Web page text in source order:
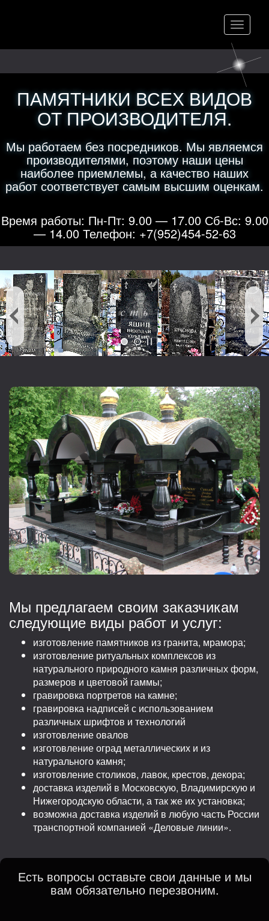
Меню
ПАМЯТНИКИ ВСЕХ ВИДОВ
ОТ ПРОИЗВОДИТЕЛЯ.
Мы работаем без посредников. Мы являемся
производителями, поэтому наши цены
наиболее приемлемы, а качество наших
работ соответствует самым высшим оценкам.
Время работы: Пн-Пт: 9.00 — 17.00 Сб-Вс: 9.00
— 14.00 Телефон: +7(952)454-52-63
Мы предлагаем своим заказчикам
следующие виды работ и услуг:
изготовление памятников из гранита, мрамора;
изготовление ритуальных комплексов из
натурального природного камня различных форм,
размеров и цветовой гаммы;
гравировка портретов на камне;
гравировка надписей с использованием
различных шрифтов и технологий
изготовление овалов
изготовление оград металлических и из
натурального камня;
изготовление столиков, лавок, крестов, декора;
доставка изделий в Московскую, Владимирскую и
Нижегородскую области, а так же их установка;
возможна доставка изделий в любую часть России
транспортной компанией «Деловые линии».
Есть вопросы оставьте свои данные и мы
вам обязательно перезвоним.